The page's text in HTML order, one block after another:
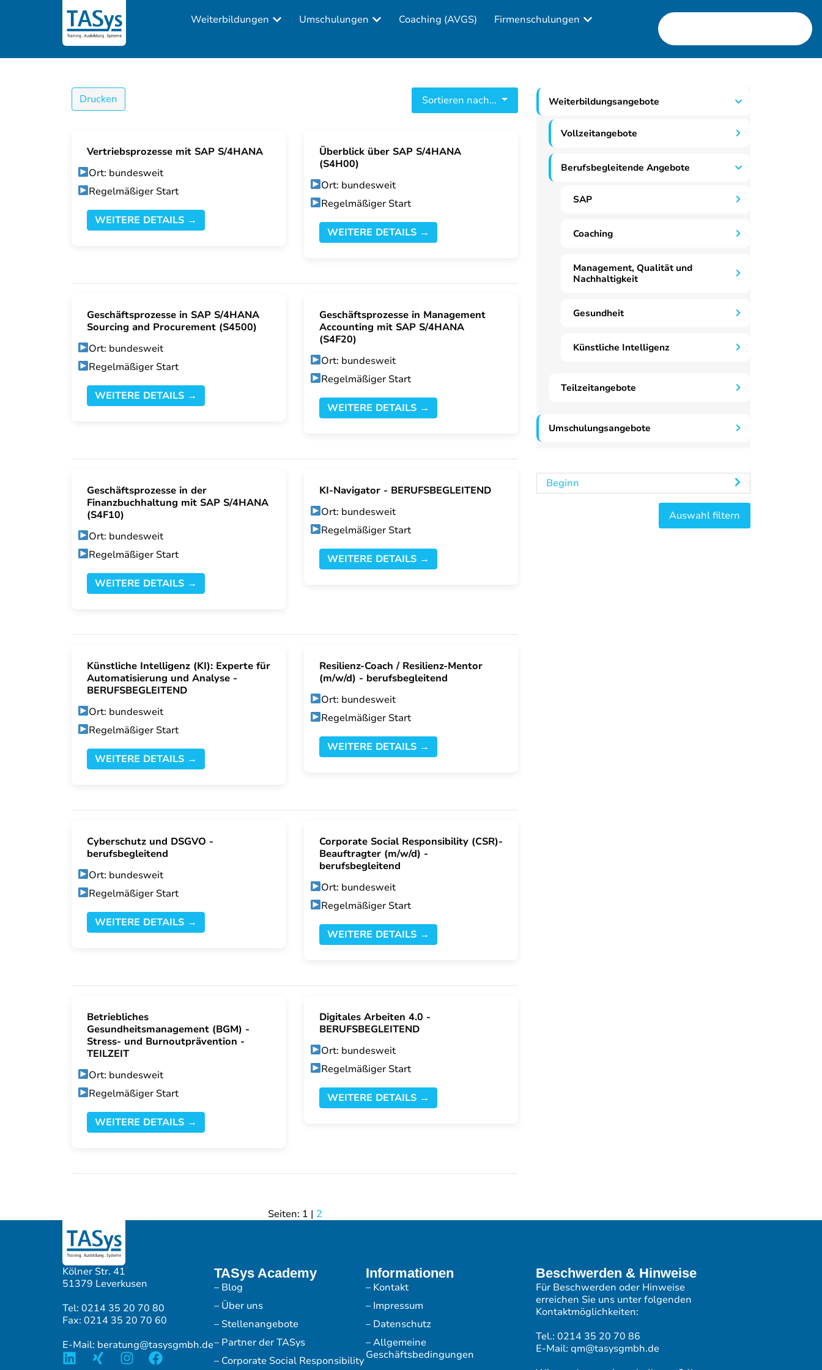
Weiterbildungen Umschulungen Coaching (AVGS) Firmenschulungen
Drucken Sortieren nach...
Vertriebsprozesse mit SAP S/4HANA
Ort: bundesweit
Regelmäßiger Start
WEITERE DETAILS →
Überblick über SAP S/4HANA
(S4H00)
Ort: bundesweit
Regelmäßiger Start
WEITERE DETAILS →
Geschäftsprozesse in SAP S/4HANA
Sourcing and Procurement (S4500)
Ort: bundesweit
Regelmäßiger Start
WEITERE DETAILS →
Geschäftsprozesse in Management
Accounting mit SAP S/4HANA
(S4F20)
Ort: bundesweit
Regelmäßiger Start
WEITERE DETAILS →
Geschäftsprozesse in der
Finanzbuchhaltung mit SAP S/4HANA
(S4F10)
Ort: bundesweit
Regelmäßiger Start
WEITERE DETAILS →
KI-Navigator - BERUFSBEGLEITEND
Ort: bundesweit
Regelmäßiger Start
WEITERE DETAILS →
Künstliche Intelligenz (KI): Experte für
Automatisierung und Analyse -
BERUFSBEGLEITEND
Ort: bundesweit
Regelmäßiger Start
WEITERE DETAILS →
Resilienz-Coach / Resilienz-Mentor
(m/w/d) - berufsbegleitend
Ort: bundesweit
Regelmäßiger Start
WEITERE DETAILS →
Cyberschutz und DSGVO -
berufsbegleitend
Ort: bundesweit
Regelmäßiger Start
WEITERE DETAILS →
Corporate Social Responsibility (CSR)-
Beauftragter (m/w/d) -
berufsbegleitend
Ort: bundesweit
Regelmäßiger Start
WEITERE DETAILS →
Betriebliches
Gesundheitsmanagement (BGM) -
Stress- und Burnoutprävention -
TEILZEIT
Ort: bundesweit
Regelmäßiger Start
WEITERE DETAILS →
Digitales Arbeiten 4.0 -
BERUFSBEGLEITEND
Ort: bundesweit
Regelmäßiger Start
WEITERE DETAILS →
Seiten: 1 | 2
Weiterbildungsangebote
Vollzeitangebote
Berufsbegleitende Angebote
SAP
Coaching
Management, Qualität und
Nachhaltigkeit
Gesundheit
Künstliche Intelligenz
Teilzeitangebote
Umschulungsangebote
Beginn
Kölner Str. 41
51379 Leverkusen
Tel: 0214 35 20 70 80
Fax: 0214 35 20 70 60
E-Mail: beratung@tasysgmbh.de
TASys Academy
– Blog
– Über uns
– Stellenangebote
– Partner der TASys
– Corporate Social Responsibility
Informationen
– Kontakt
– Impressum
– Datenschutz
– Allgemeine
Geschäftsbedingungen
Beschwerden & Hinweise
Für Beschwerden oder Hinweise
erreichen Sie uns unter folgenden
Kontaktmöglichkeiten:
Tel.: 0214 35 20 70 86
E-Mail: qm@tasysgmbh.de